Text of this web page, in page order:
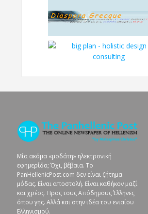
Μία ακόμα «μοδάτη» ηλεκτρονική
εφημερίδα; Όχι, βέβαια. To
PanHellenicPost.com δεν είναι ζήτημα
μόδας. Είναι αποστολή. Είναι καθήκον μαζί
και χρέος. Προς τους Απόδημους Έλληνες
όπου γης. Αλλά και στην ιδέα του ενιαίου
Ελληνισμού.